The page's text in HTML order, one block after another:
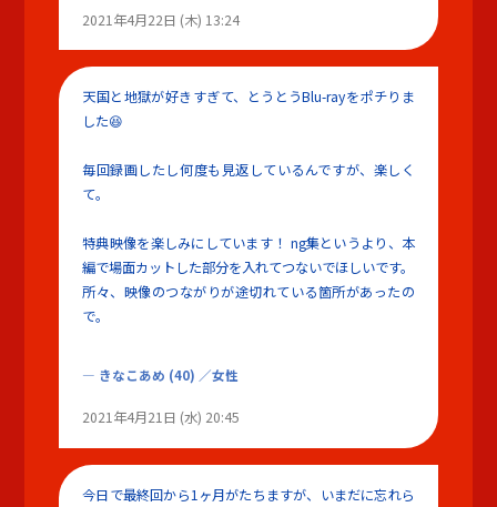
2021年4月22日 (木) 13:24
天国と地獄が好きすぎて、とうとうBlu-rayをポチりま
した😆
毎回録画したし何度も見返しているんですが、楽しく
て。
特典映像を楽しみにしています！ ng集というより、本
編で場面カットした部分を入れてつないでほしいです。
所々、映像のつながりが途切れている箇所があったの
で。
きなこあめ (40) ／女性
2021年4月21日 (水) 20:45
今日で最終回から1ヶ月がたちますが、いまだに忘れら